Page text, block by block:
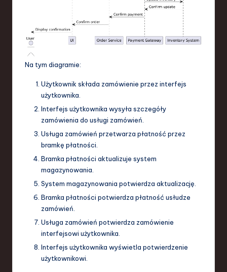
Na tym diagramie:
Użytkownik składa zamówienie przez interfejs
użytkownika.
Interfejs użytkownika wysyła szczegóły
zamówienia do usługi zamówień.
Usługa zamówień przetwarza płatność przez
bramkę płatności.
Bramka płatności aktualizuje system
magazynowania.
System magazynowania potwierdza aktualizację.
Bramka płatności potwierdza płatność usłudze
zamówień.
Usługa zamówień potwierdza zamówienie
interfejsowi użytkownika.
Interfejs użytkownika wyświetla potwierdzenie
użytkownikowi.